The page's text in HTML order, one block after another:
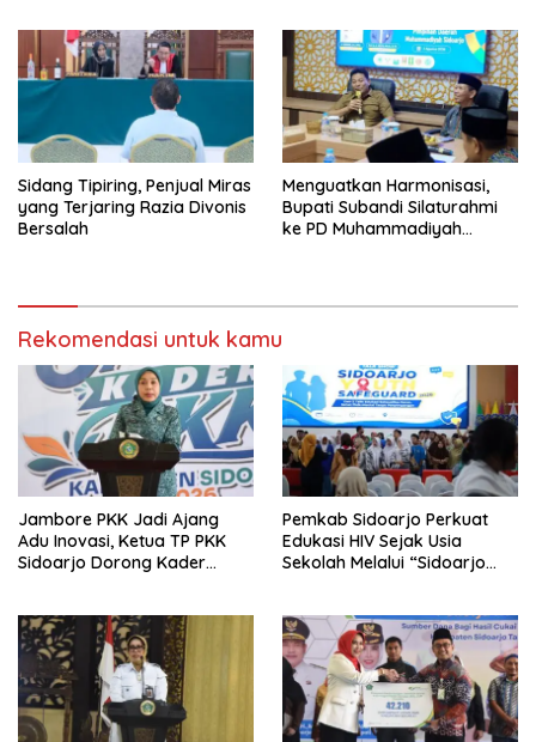
Wabup Mimik: “Bangun
Manusia Juga Bagian dari
Pembangunan”
Sidang Tipiring, Penjual Miras
yang Terjaring Razia Divonis
Bersalah
Menguatkan Harmonisasi,
Bupati Subandi Silaturahmi
ke PD Muhammadiyah
Rekomendasi untuk kamu
Jambore PKK Jadi Ajang
Adu Inovasi, Ketua TP PKK
Sidoarjo Dorong Kader
Pemkab Sidoarjo Perkuat
Edukasi HIV Sejak Usia
Sekolah Melalui “Sidoarjo